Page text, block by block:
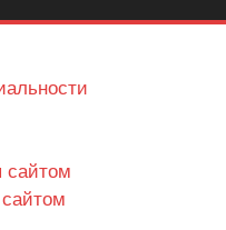
сайтом